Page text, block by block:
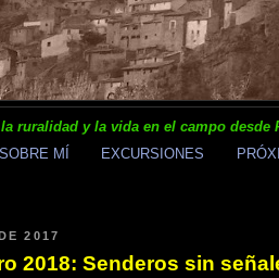
ruralidad y la vida en el campo
SOBRE MÍ EXCURSIONES
2017
2018: Senderos sin